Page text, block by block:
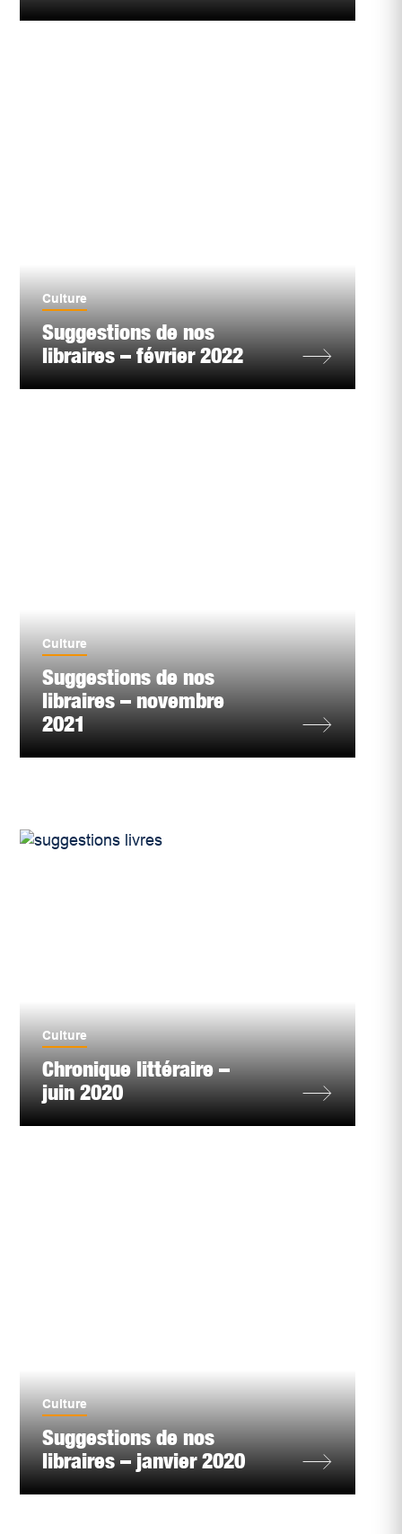
Culture
Suggestions de nos
libraires – février 2022
Culture
Suggestions de nos
libraires – novembre
2021
Culture
Chronique littéraire –
juin 2020
Culture
Suggestions de nos
libraires – janvier 2020